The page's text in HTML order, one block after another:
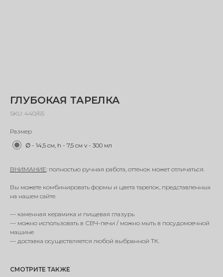
ГЛУБОКАЯ ТАРЕЛКА
SKU: 440/65
Размер
∅ - 14,5 см, h - 7,5 см v - 300 мл
ВНИМАНИЕ: полностью ручная работа, оттенок может отличаться.
Вы можете комбинировать формы и цвета тарелок, представленных
на нашем сайте.
— каменная керамика и пищевая глазурь
— можно использовать в СВЧ-печи / можно мыть в посудомоечной
машине
— доставка осуществляется любой выбранной ТК.
СМОТРИТЕ ТАКЖЕ